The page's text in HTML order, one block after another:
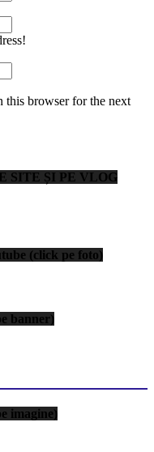
this browser for the next
SITE ȘI PE VLOG
(click pe foto)
banner)
imagine)